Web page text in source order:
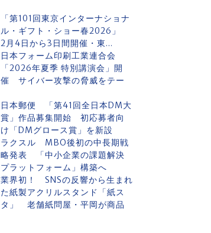
「第101回東京インターナショナ
ル・ギフト・ショー春2026」
2月4日から3日間開催・東...
日本フォーム印刷工業連合会
「2026年夏季 特別講演会」開
催 サイバー攻撃の脅威をテー
日本郵便 「第41回全日本DM大
賞」作品募集開始 初応募者向
け「DMグロース賞」を新設
ラクスル MBO後初の中長期戦
略発表 「中小企業の課題解決
プラットフォーム」構築へ
業界初！ SNSの反響から生まれ
た紙製アクリルスタンド「紙ス
タ」 老舗紙問屋・平岡が商品